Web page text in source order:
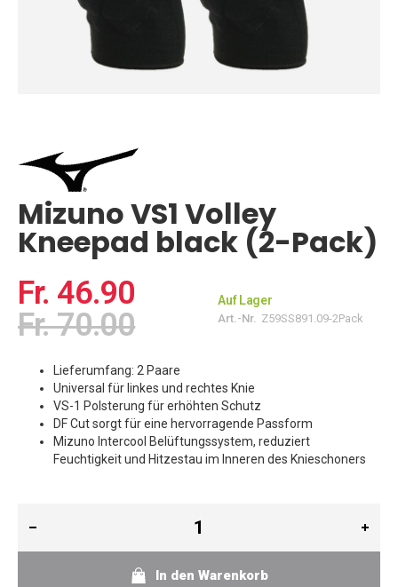
Bildgalerie
springen
Mizuno VS1 Volley
Kneepad black (2-Pack)
Fr. 46.90
Fr. 70.00
Auf Lager
Art.-Nr. Z59SS891.09-2Pack
Lieferumfang: 2 Paare
Universal für linkes und rechtes Knie
VS-1 Polsterung für erhöhten Schutz
DF Cut sorgt für eine hervorragende Passform
Mizuno Intercool Belüftungssystem, reduziert
Feuchtigkeit und Hitzestau im Inneren des Knieschoners
In den Warenkorb